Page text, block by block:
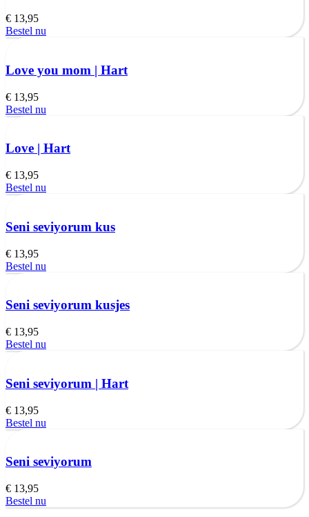
€ 13,95
Bestel nu
Love you mom | Hart
€ 13,95
Bestel nu
Love | Hart
€ 13,95
Bestel nu
Seni seviyorum kus
€ 13,95
Bestel nu
Seni seviyorum kusjes
€ 13,95
Bestel nu
Seni seviyorum | Hart
€ 13,95
Bestel nu
Seni seviyorum
€ 13,95
Bestel nu